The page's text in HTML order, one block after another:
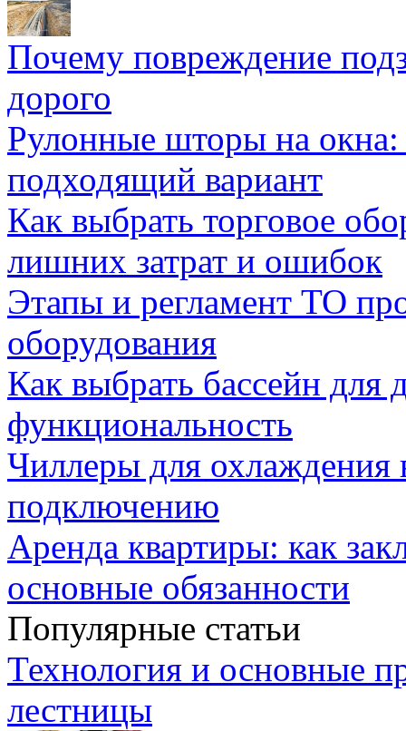
Почему повреждение
дорого
Рулонные шторы на
подходящий вариант
Как выбрать торговое
лишних затрат и ошибок
Этапы и регламент ТО
оборудования
Как выбрать бассейн для
функциональность
Чиллеры для охлаждения
подключению
Аренда квартиры: как
основные обязанности
Популярные статьи
Технология и основные
лестницы